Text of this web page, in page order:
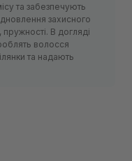
та забезпечують
захисного
В догляді
волосся
та надають